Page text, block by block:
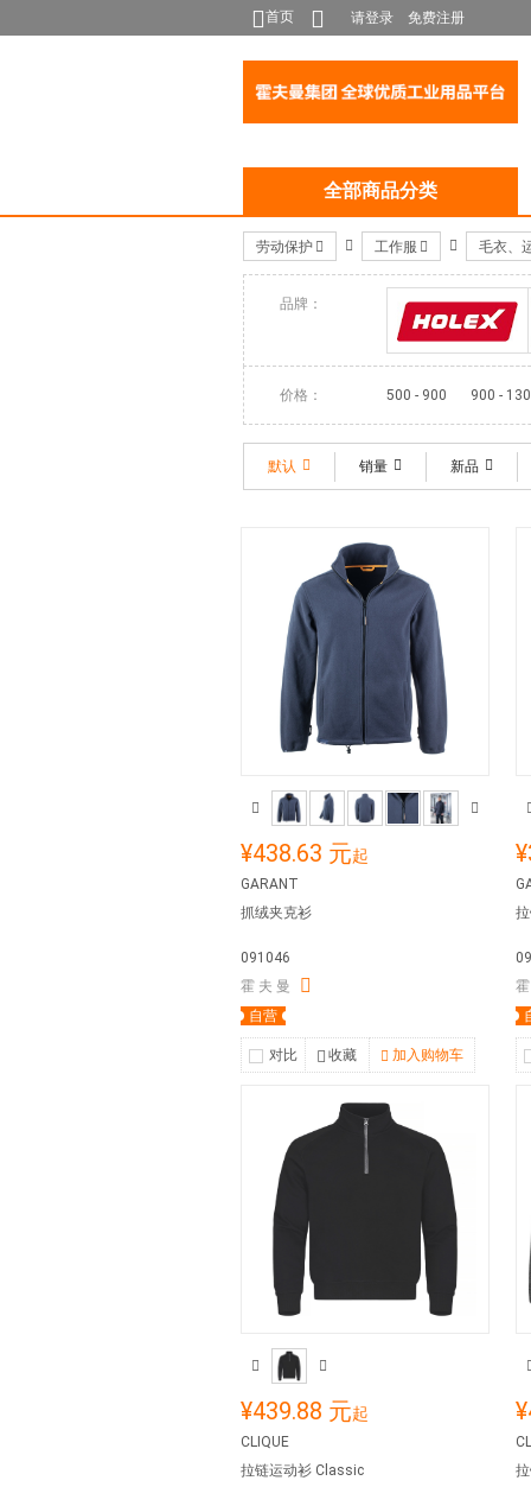
首页 请登录 免费注册
全部商品分类
劳动保护 工作服 毛衣、
品牌：
价格： 500 - 900 900 -
默认 销量 新品
¥438.63 元起
GARANT
抓绒夹克衫
091046
霍 夫 曼
自营
对比 收藏 加入购物车
¥439.88 元起
CLIQUE
拉链运动衫 Classic